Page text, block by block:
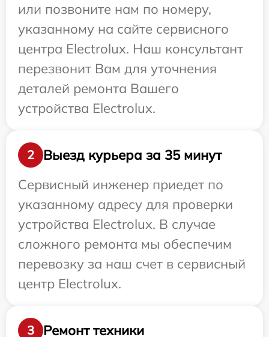
или позвоните нам по номеру,
указанному на сайте сервисного
центра Electrolux. Наш консультант
перезвонит Вам для уточнения
деталей ремонта Вашего
устройства Electrolux.
2
Выезд курьера за 35 минут
Сервисный инженер приедет по
указанному адресу для проверки
устройства Electrolux. В случае
сложного ремонта мы обеспечим
перевозку за наш счет в сервисный
центр Electrolux.
3 Ремонт техники